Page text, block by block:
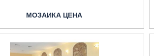
МОЗАИКА ЦЕНА